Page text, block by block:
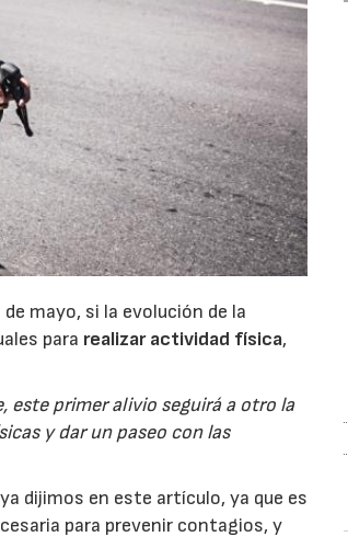
mayo, si la evolución de la
para realizar actividad física,
este primer alivio seguirá a otro la
y dar un paseo con las
dijimos en este artículo, ya que es
para prevenir contagios, y
29/07/2026